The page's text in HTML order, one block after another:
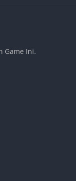
Game Ini.